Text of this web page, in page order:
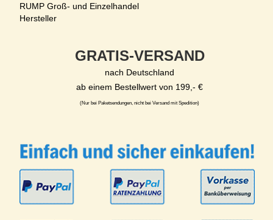
RUMP Groß- und Einzelhandel
Hersteller
GRATIS-VERSAND
nach Deutschland
ab einem Bestellwert von 199,- €
(Nur bei Paketsendungen, nicht bei Versand mit Spedition)